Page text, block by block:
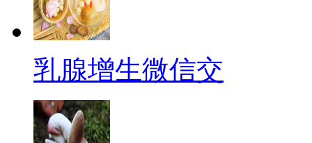
乳腺增生微信交